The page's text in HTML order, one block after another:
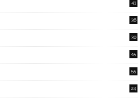
41
36
30
45
55
24